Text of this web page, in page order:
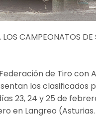
CAMPEONATOS DE
de Tiro con
los clasificados
23, 24 y 25 de
en Langreo (Asturias.